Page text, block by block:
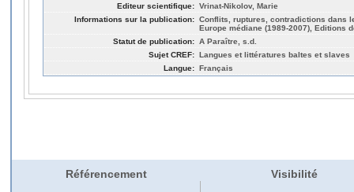
Editeur scientifique: Vrinat-Nikolov, Marie
Informations sur la publication: Conflits, ruptures, contradictions dans
Europe médiane (1989-2007), Editions
Statut de publication: A Paraître, s.d.
Sujet CREF: Langues et littératures baltes et slaves
Langue: Français
Référencement Visibilité